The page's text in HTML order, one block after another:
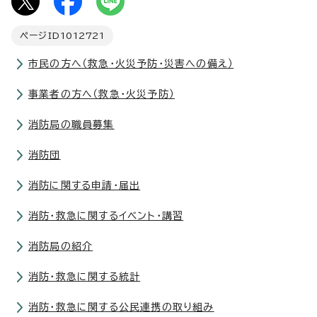
ページID 1012721
市民の方へ（救急・火災予防・災害への備え）
事業者の方へ（救急・火災予防）
消防局の職員募集
消防団
消防に関する申請・届出
消防・救急に関するイベント・講習
消防局の紹介
消防・救急に関する統計
消防・救急に関する公民連携の取り組み